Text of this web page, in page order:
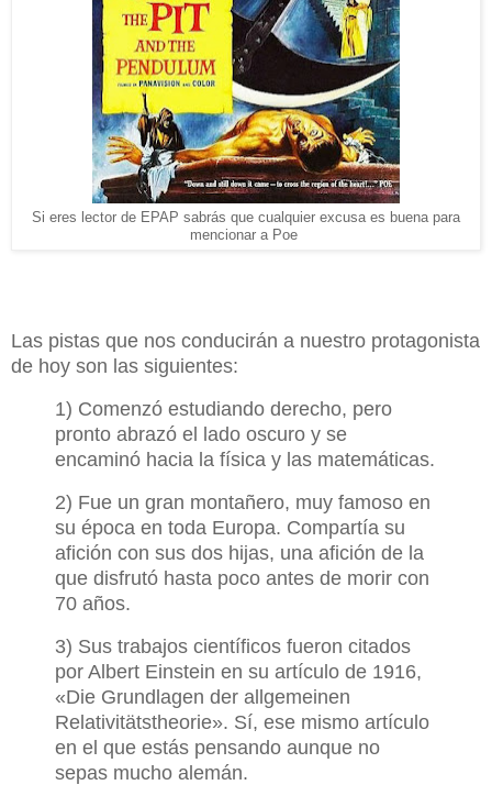
Si eres lector de EPAP sabrás que cualquier excusa es buena para
mencionar a Poe
Las pistas que nos conducirán a nuestro protagonista
de hoy son las siguientes:
1) Comenzó estudiando derecho, pero
pronto abrazó el lado oscuro y se
encaminó hacia la física y las matemáticas.
2) Fue un gran montañero, muy famoso en
su época en toda Europa. Compartía su
afición con sus dos hijas, una afición de la
que disfrutó hasta poco antes de morir con
70 años.
3) Sus trabajos científicos fueron citados
por Albert Einstein en su artículo de 1916,
«Die Grundlagen der allgemeinen
Relativitätstheorie». Sí, ese mismo artículo
en el que estás pensando aunque no
sepas mucho alemán.